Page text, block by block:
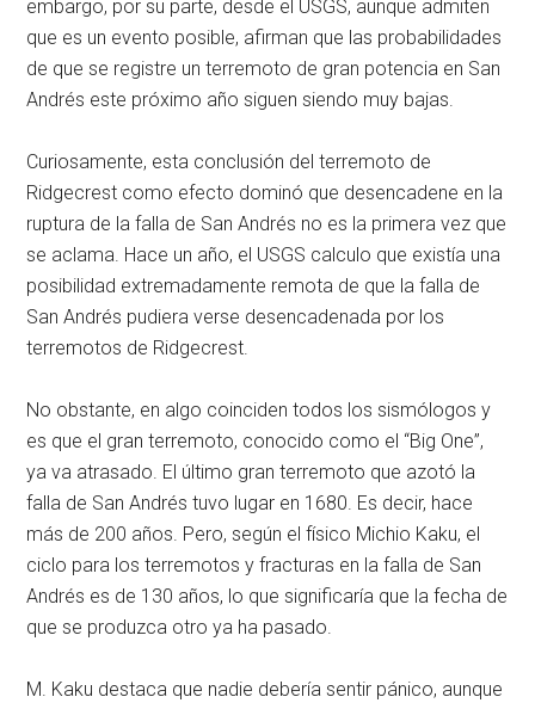
embargo, por su parte, desde el USGS, aunque admiten
que es un evento posible, afirman que las probabilidades
de que se registre un terremoto de gran potencia en San
Andrés este próximo año siguen siendo muy bajas.
Curiosamente, esta conclusión del terremoto de
Ridgecrest como efecto dominó que desencadene en la
ruptura de la falla de San Andrés no es la primera vez que
se aclama. Hace un año, el USGS calculo que existía una
posibilidad extremadamente remota de que la falla de
San Andrés pudiera verse desencadenada por los
terremotos de Ridgecrest.
No obstante, en algo coinciden todos los sismólogos y
es que el gran terremoto, conocido como el “Big One”,
ya va atrasado. El último gran terremoto que azotó la
falla de San Andrés tuvo lugar en 1680. Es decir, hace
más de 200 años. Pero, según el físico Michio Kaku, el
ciclo para los terremotos y fracturas en la falla de San
Andrés es de 130 años, lo que significaría que la fecha de
que se produzca otro ya ha pasado.
M. Kaku destaca que nadie debería sentir pánico, aunque